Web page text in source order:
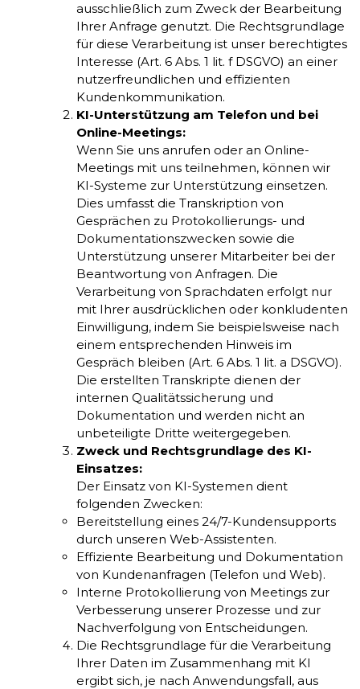
ausschließlich zum Zweck der Bearbeitung
Ihrer Anfrage genutzt. Die Rechtsgrundlage
für diese Verarbeitung ist unser berechtigtes
Interesse (Art. 6 Abs. 1 lit. f DSGVO) an einer
nutzerfreundlichen und effizienten
Kundenkommunikation.
KI-Unterstützung am Telefon und bei
Online-Meetings:
Wenn Sie uns anrufen oder an Online-
Meetings mit uns teilnehmen, können wir
KI-Systeme zur Unterstützung einsetzen.
Dies umfasst die Transkription von
Gesprächen zu Protokollierungs- und
Dokumentationszwecken sowie die
Unterstützung unserer Mitarbeiter bei der
Beantwortung von Anfragen. Die
Verarbeitung von Sprachdaten erfolgt nur
mit Ihrer ausdrücklichen oder konkludenten
Einwilligung, indem Sie beispielsweise nach
einem entsprechenden Hinweis im
Gespräch bleiben (Art. 6 Abs. 1 lit. a DSGVO).
Die erstellten Transkripte dienen der
internen Qualitätssicherung und
Dokumentation und werden nicht an
unbeteiligte Dritte weitergegeben.
Zweck und Rechtsgrundlage des KI-
Einsatzes:
Der Einsatz von KI-Systemen dient
folgenden Zwecken:
Bereitstellung eines 24/7-Kundensupports
durch unseren Web-Assistenten.
Effiziente Bearbeitung und Dokumentation
von Kundenanfragen (Telefon und Web).
Interne Protokollierung von Meetings zur
Verbesserung unserer Prozesse und zur
Nachverfolgung von Entscheidungen.
Die Rechtsgrundlage für die Verarbeitung
Ihrer Daten im Zusammenhang mit KI
ergibt sich, je nach Anwendungsfall, aus